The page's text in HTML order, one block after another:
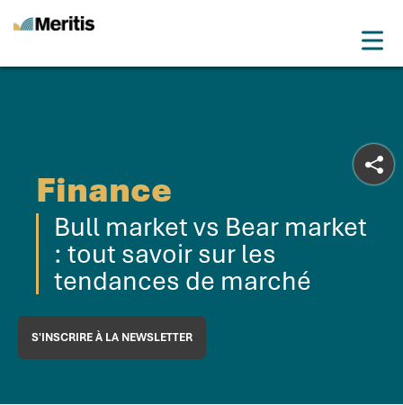
Finance
Bull market vs Bear market
: tout savoir sur les
tendances de marché
S'INSCRIRE À LA NEWSLETTER